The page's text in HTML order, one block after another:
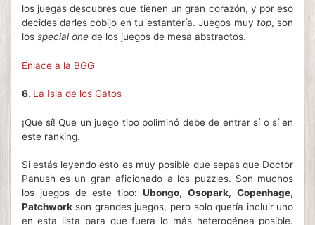
los juegas descubres que tienen un gran corazón, y por eso
decides darles cobijo en tu estantería. Juegos muy top, son
los special onede los juegos de mesa abstractos.
Enlace a la BGG
6. La Isla de los Gatos
¡Que sí! Que un juego tipo poliminó debe de entrar sí o sí en
este ranking.
Si estás leyendo esto es muy posible que sepas que Doctor
Panush es un gran aficionado a los puzzles. Son muchos
los juegos de este tipo:Ubongo,Osopark,Copenhage,
Patchworkson grandes juegos, pero solo quería incluir uno
en esta lista para que fuera lo más heterogénea posible.